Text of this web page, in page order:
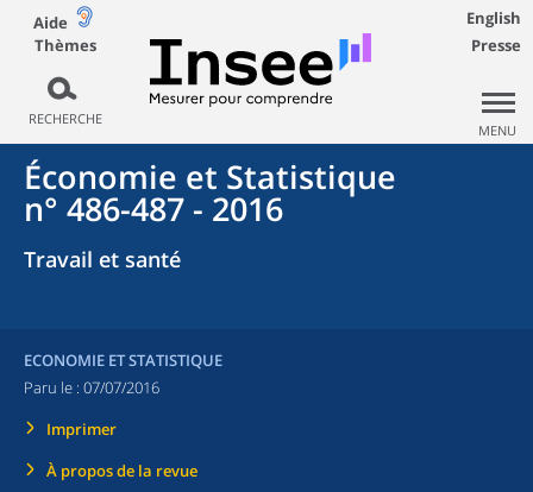
Aide
Thèmes
RECHERCHE
English
Presse
MENU
Économie et Statistique
n° 486-487 - 2016
Travail et santé
ECONOMIE ET STATISTIQUE
Paru le : 07/07/2016
Imprimer
À propos de la revue